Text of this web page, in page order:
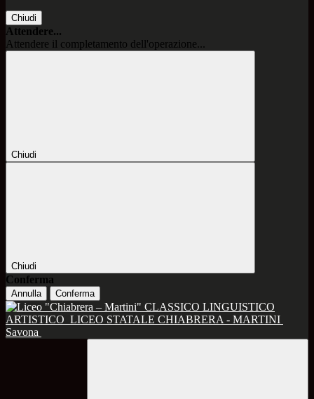
Chiudi
Attendere...
Attendere il completamento dell'operazione...
Chiudi
Chiudi
Conferma
Annulla Conferma
CLASSICO LINGUISTICO
ARTISTICO LICEO STATALE CHIABRERA - MARTINI
Savona